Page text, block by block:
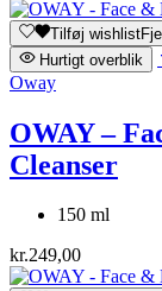
Tilføj wishlist
Hurtigt overblik
Oway
OWAY –
Cleanser
150 ml
kr.249,00